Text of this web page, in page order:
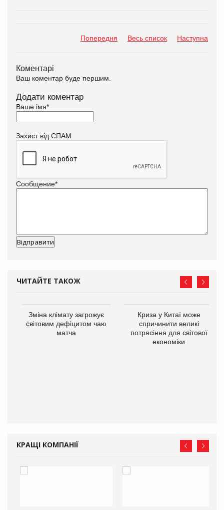
Попередня Весь список Наступна
Коментарі
Ваш коментар буде першим.
Додати коментар
Ваше імя*
Захист від СПАМ
Сообщение*
ЧИТАЙТЕ ТАКОЖ
Зміна клімату загрожує
світовим дефіцитом чаю
матча
Криза у Китаї може
спричинити великі
потрясіння для світової
економіки
КРАЩІ КОМПАНІЇ